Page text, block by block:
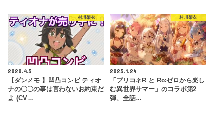
村川梨衣
2020.4.5
【ダンメモ 】凹凸コンビ ティオ
ナの〇〇の事は言わないお約束だ
よ (CV…
村川梨衣
2025.1.24
「プリコネR と Re:ゼロから楽し
む異世界サマー」のコラボ第2
弾、全話…